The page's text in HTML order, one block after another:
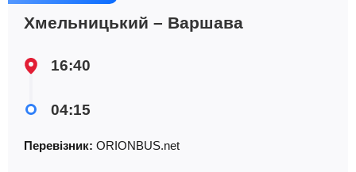
Хмельницький – Варшава
16:40
04:15
Перевізник: ORIONBUS.net